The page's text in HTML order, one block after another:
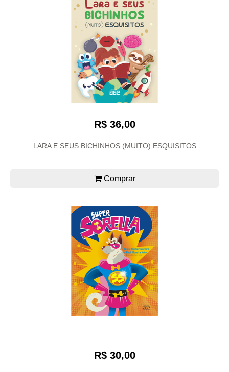
R$ 36,00
LARA E SEUS BICHINHOS (MUITO) ESQUISITOS
Comprar
R$ 30,00